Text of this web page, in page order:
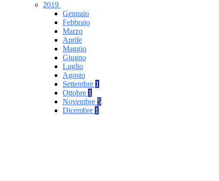
2019
Gennaio
Febbraio
Marzo
Aprile
Maggio
Giugno
Luglio
Agosto
Settembre 1
Ottobre 1
Novembre 5
Dicembre 1